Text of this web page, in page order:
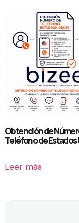
Obtención de
Teléfono de Estados
Leer más